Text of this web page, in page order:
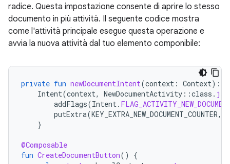
radice. Questa impostazione consente di aprire lo stesso
documento in più attività. Il seguente codice mostra
come l'attività principale esegue questa operazione e
avvia la nuova attività dal tuo elemento componibile:
private fun newDocumentIntent(context : Context):
Intent(context, NewDocumentActivity ::class .
addFlags(Intent .
putExtra(KEY_EXTRA_NEW_DOCUMENT_COUNTER,
}
@Composable
fun CreateDocumentButton()
{